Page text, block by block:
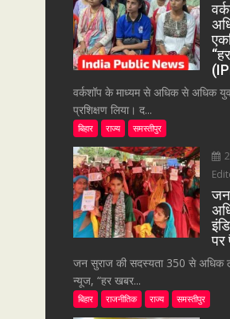
वर्कशॉप के माध्यम से अधिक से अधिक
प्रशिक्षण लिया। द...
बिहार राज्य समस्तीपुर
जन
पर
जन सुराज की सदस्यता 350 से अधिक
न्यूज, “हर खबर...
बिहार राजनीतिक राज्य समस्तीपुर